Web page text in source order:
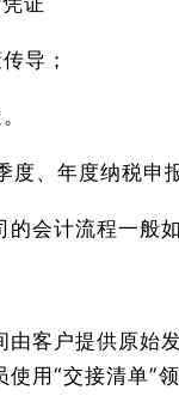
导；
度、年度纳税申报
会计流程一般如
由客户提供原始
用“交接清单”